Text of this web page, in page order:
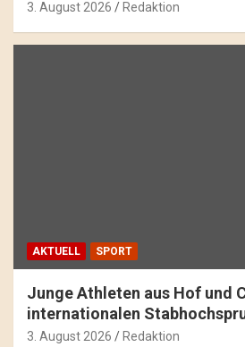
3. August 2026 Redaktion
AKTUELL SPORT
Junge Athleten aus Hof und
internationalen
3. August 2026 Redaktion